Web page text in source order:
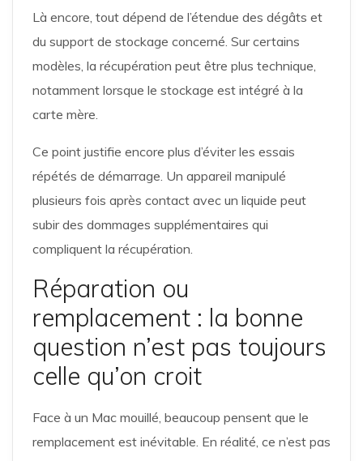
Là encore, tout dépend de l’étendue des dégâts et
du support de stockage concerné. Sur certains
modèles, la récupération peut être plus technique,
notamment lorsque le stockage est intégré à la
carte mère.
Ce point justifie encore plus d’éviter les essais
répétés de démarrage. Un appareil manipulé
plusieurs fois après contact avec un liquide peut
subir des dommages supplémentaires qui
compliquent la récupération.
Réparation ou
remplacement : la bonne
question n’est pas toujours
celle qu’on croit
Face à un Mac mouillé, beaucoup pensent que le
remplacement est inévitable. En réalité, ce n’est pas